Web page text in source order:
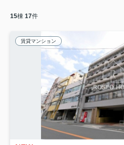
15棟 17件
賃貸マンション